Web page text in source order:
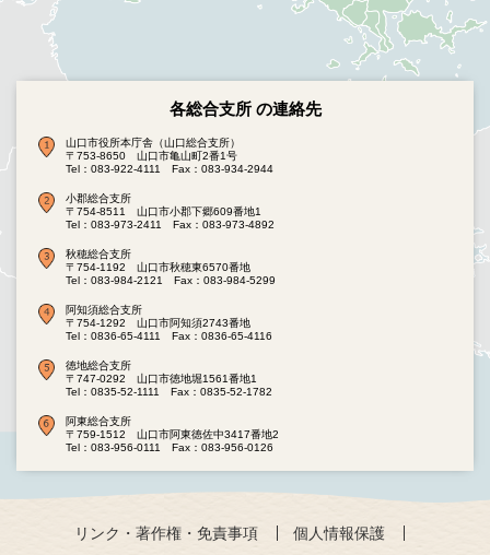
各総合支所 の連絡先
山口市役所本庁舎（山口総合支所）
〒753-8650 山口市亀山町2番1号
Tel：083-922-4111
Fax：083-934-2944
小郡総合支所
〒754-8511 山口市小郡下郷609番地1
Tel：083-973-2411
Fax：083-973-4892
秋穂総合支所
〒754-1192 山口市秋穂東6570番地
Tel：083-984-2121
Fax：083-984-5299
阿知須総合支所
〒754-1292 山口市阿知須2743番地
Tel：0836-65-4111
Fax：0836-65-4116
徳地総合支所
〒747-0292 山口市徳地堀1561番地1
Tel：0835-52-1111
Fax：0835-52-1782
阿東総合支所
〒759-1512 山口市阿東徳佐中3417番地2
Tel：083-956-0111
Fax：083-956-0126
リンク・著作権・免責事項 個人情報保護